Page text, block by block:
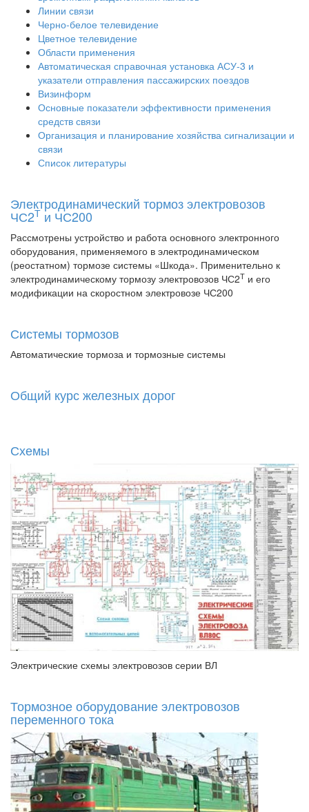
Линии связи
Черно-белое телевидение
Цветное телевидение
Области применения
Автоматическая справочная установка АСУ-3 и
указатели отправления пассажирских поездов
Визинформ
Основные показатели эффективности применения
средств связи
Организация и планирование хозяйства сигнализации и
связи
Список литературы
Электродинамический тормоз электровозов
ЧС2Т и ЧС200
Рассмотрены устройство и работа основного электронного
оборудования, применяемого в электродинамическом
(реостатном) тормозе системы «Шкода». Применительно к
электродинамическому тормозу электровозов ЧС2Т и его
модификации на скоростном электровозе ЧС200
Системы тормозов
Автоматические тормоза и тормозные системы
Общий курс железных дорог
Схемы
Электрические схемы электровозов серии ВЛ
Тормозное оборудование электровозов
переменного тока